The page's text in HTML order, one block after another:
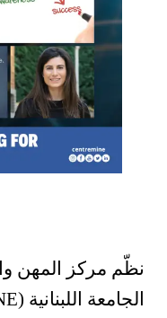
نظّم مركز المهن